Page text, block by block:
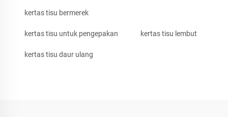
kertas tisu bermerek
kertas tisu untuk pengepakan kertas tisu lembut
kertas tisu daur ulang